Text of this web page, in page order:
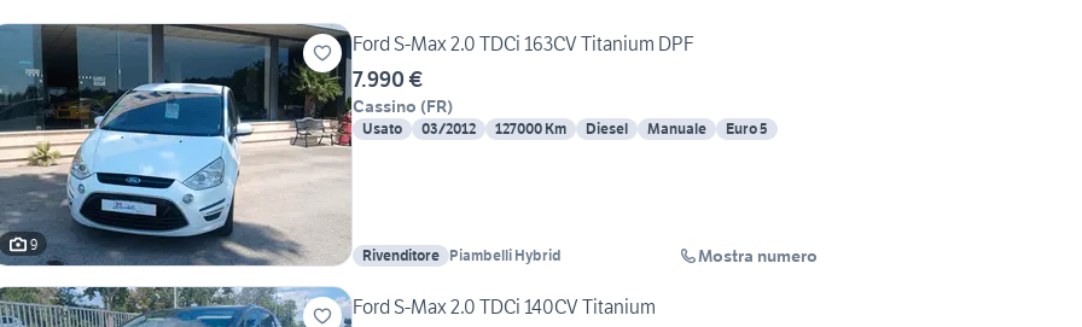
9
Ford S-Max 2.0 TDCi 163CV Titanium DPF
7.990 €
Cassino (FR)
Usato 03/2012 127000 Km Diesel Manuale Euro 5
Rivenditore Piambelli Hybrid Mostra numero
Ford S-Max 2.0 TDCi 140CV Titanium